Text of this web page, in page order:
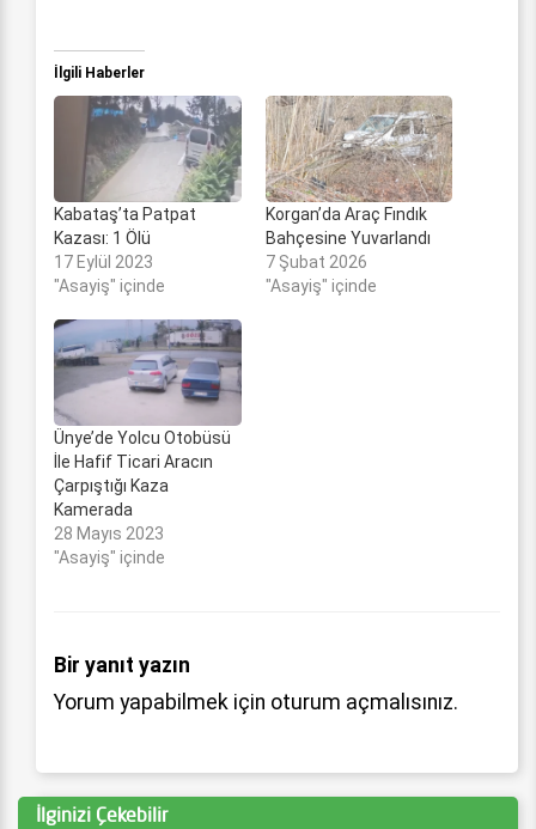
İlgili Haberler
Kabataş’ta Patpat
Kazası: 1 Ölü
17 Eylül 2023
"Asayiş" içinde
Korgan’da Araç Fındık
Bahçesine Yuvarlandı
7 Şubat 2026
"Asayiş" içinde
Ünye’de Yolcu Otobüsü
İle Hafif Ticari Aracın
Çarpıştığı Kaza
Kamerada
28 Mayıs 2023
"Asayiş" içinde
Bir yanıt yazın
Yorum yapabilmek için oturum açmalısınız.
İlginizi Çekebilir